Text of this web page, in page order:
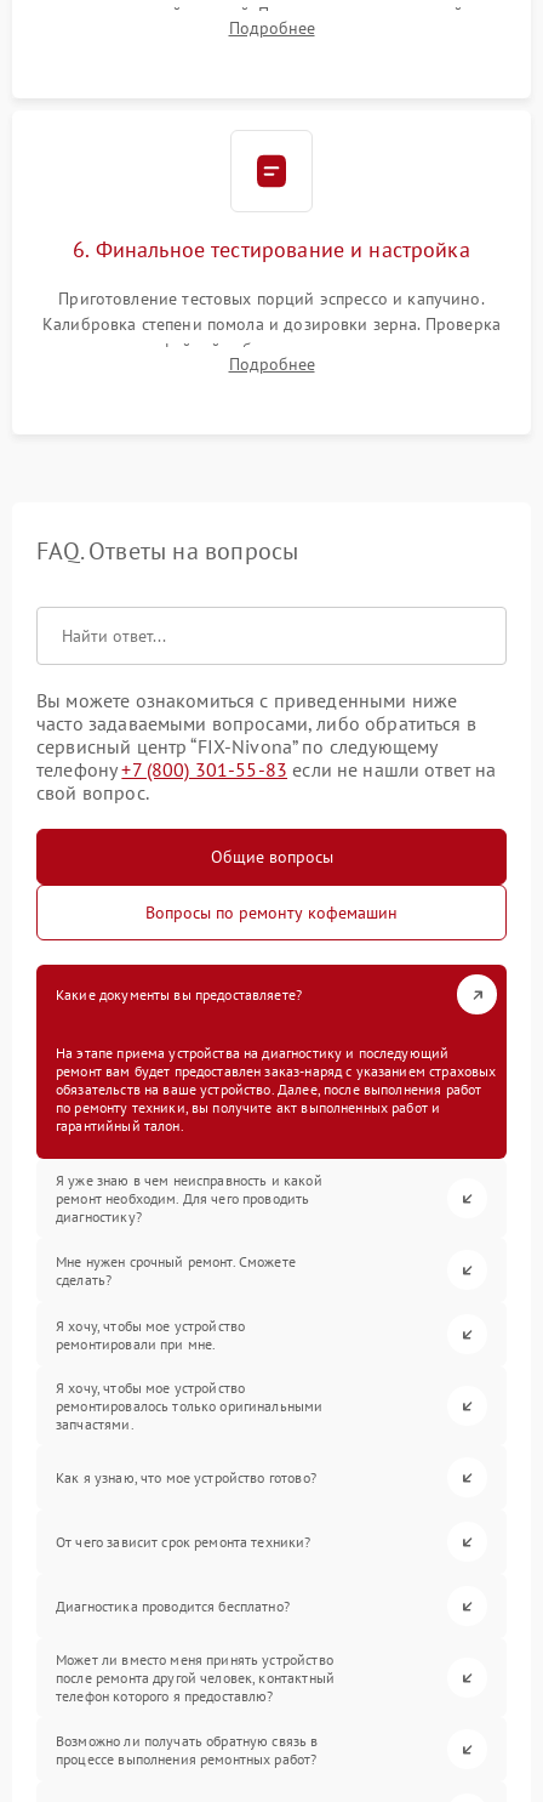
силиконовой смазкой. Проведение программной
декальцинации и очистки системы от кофейных масел.
Подробнее
6. Финальное тестирование и настройка
Приготовление тестовых порций эспрессо и капучино.
Калибровка степени помола и дозировки зерна. Проверка
плотности кофейной таблетки, температуры напитка и
качества молочной пены. Контроль отсутствия посторонних
Подробнее
FAQ. Ответы на вопросы
Вы можете ознакомиться с приведенными ниже
часто задаваемыми вопросами, либо обратиться в
сервисный центр “FIX-Nivona” по следующему
телефону+7 (800) 301-55-83 если не нашли ответ на
свой вопрос.
Общие вопросы
Вопросы по ремонту кофемашин
Какие документы вы предоставляете?
На этапе приема устройства на диагностику и последующий
ремонт вам будет предоставлен заказ-наряд с указанием страховых
обязательств на ваше устройство. Далее, после выполнения работ
по ремонту техники, вы получите акт выполненных работ и
гарантийный талон.
Я уже знаю в чем неисправность и какой
ремонт необходим. Для чего проводить
диагностику?
Мне нужен срочный ремонт. Сможете
сделать?
Я хочу, чтобы мое устройство
ремонтировали при мне.
Я хочу, чтобы мое устройство
ремонтировалось только оригинальными
запчастями.
Как я узнаю, что мое устройство готово?
От чего зависит срок ремонта техники?
Диагностика проводится бесплатно?
Может ли вместо меня принять устройство
после ремонта другой человек, контактный
телефон которого я предоставлю?
Возможно ли получать обратную связь в
процессе выполнения ремонтных работ?